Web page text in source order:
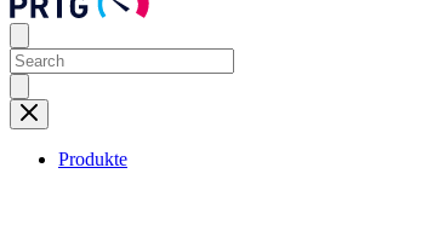
Produkte